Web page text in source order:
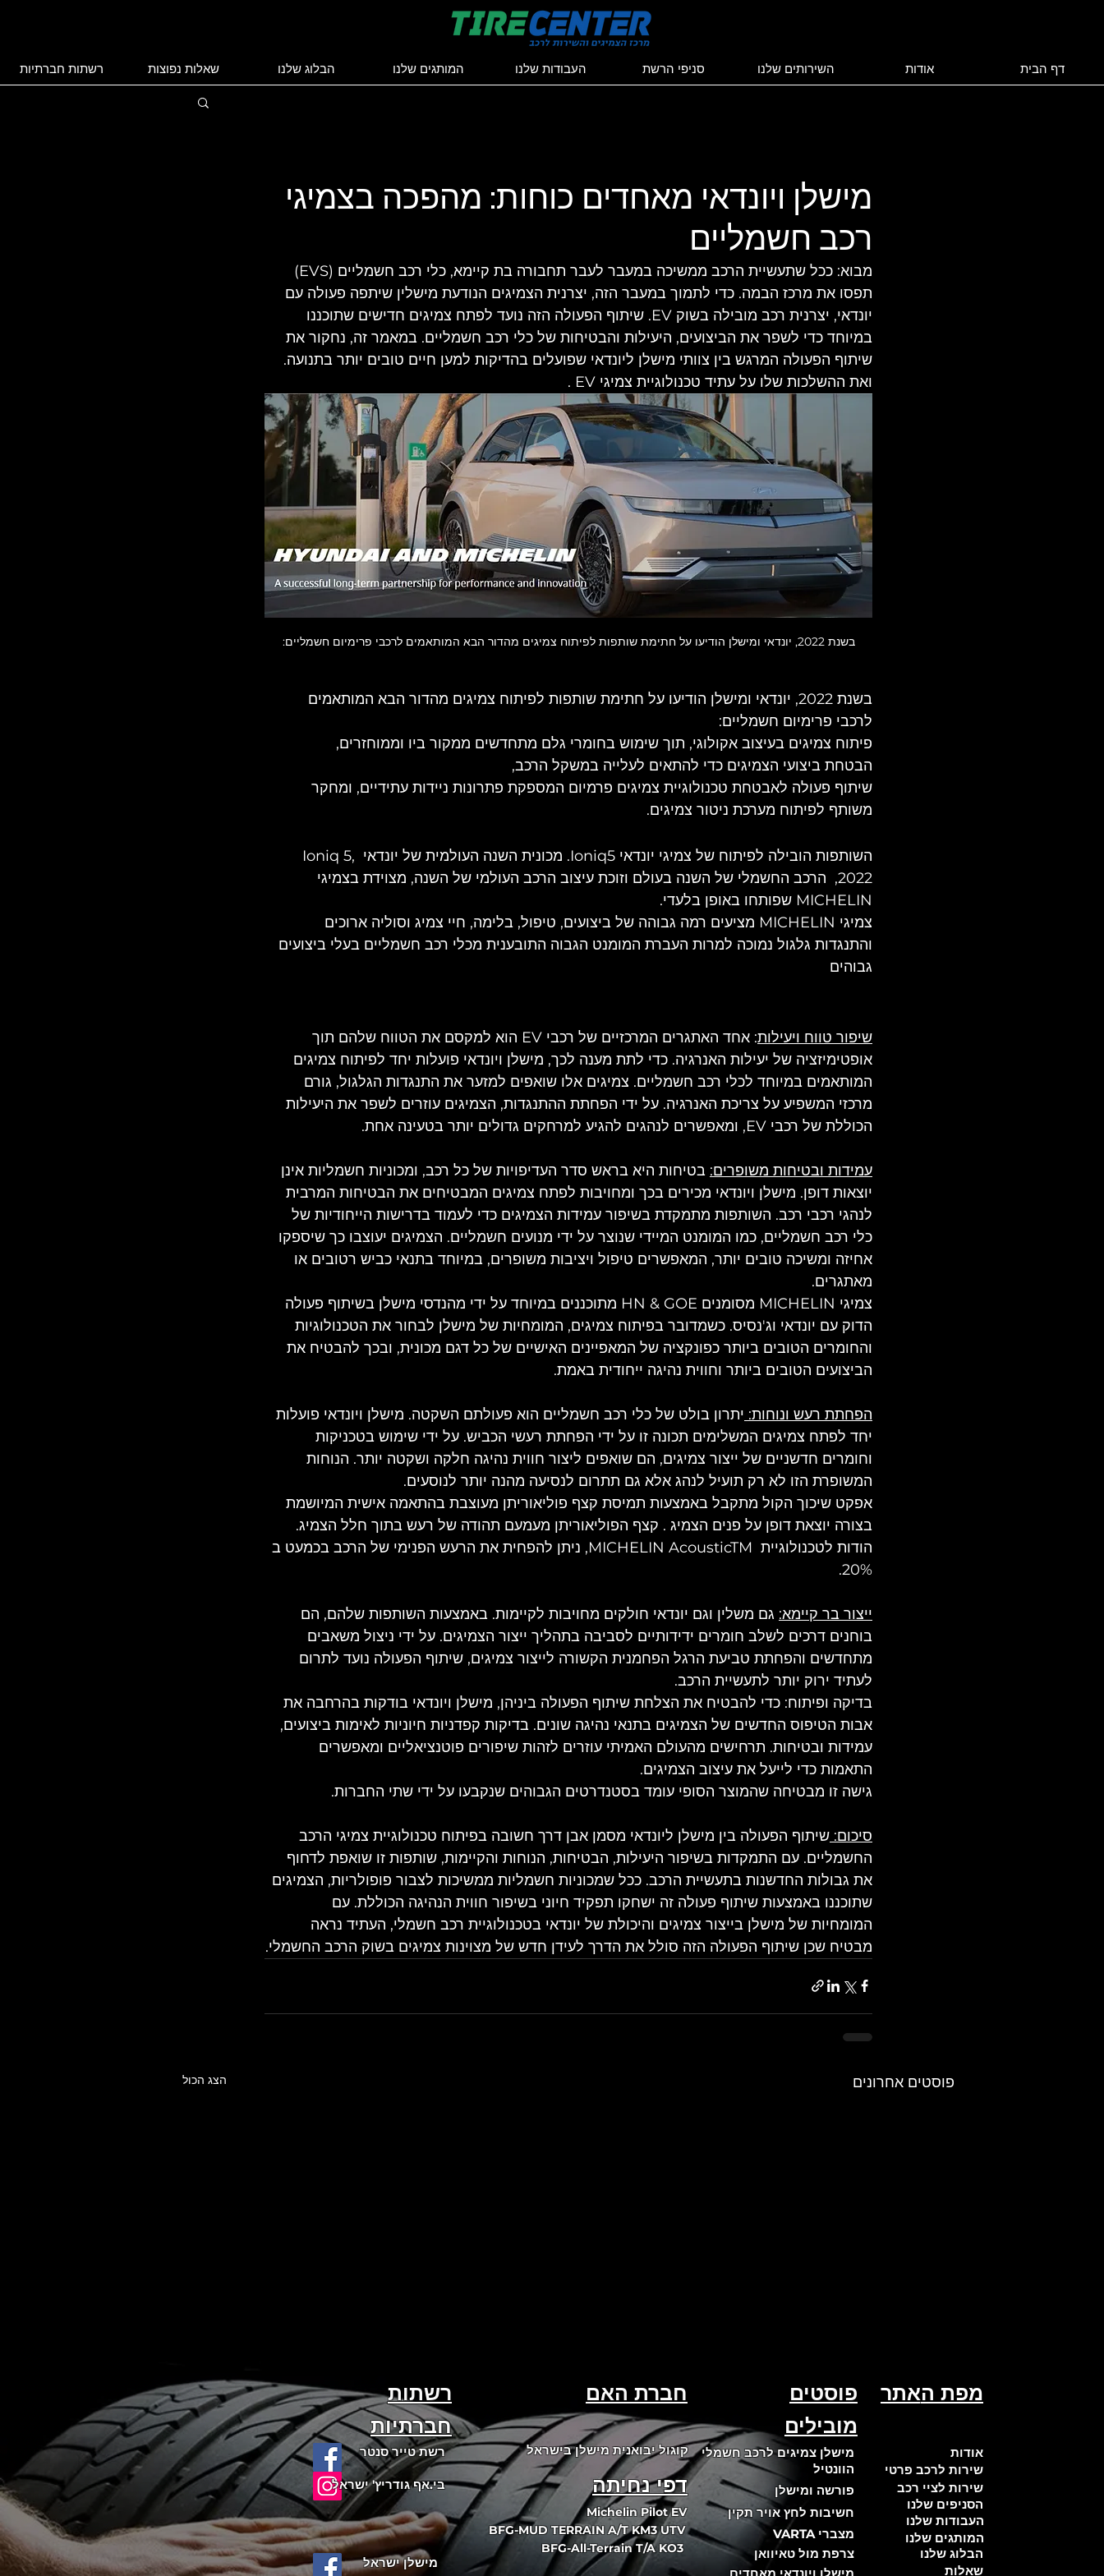
דף הבית אודות השירותים שלנו סניפי הרשת העבודות שלנו המותגים שלנו הבלוג שלנו שאלות נפוצות רשתות חברתיות
מישלן ויונדאי מאחדים כוחות: מהפכה בצמיגי
רכב חשמליים
מבוא: ככל שתעשיית הרכב ממשיכה במעבר לעבר תחבורה בת קיימא, כלי רכב חשמליים (EVS)
תפסו את מרכז הבמה. כדי לתמוך במעבר הזה, יצרנית הצמיגים הנודעת מישלין שיתפה פעולה עם
יונדאי, יצרנית רכב מובילה בשוק EV. שיתוף הפעולה הזה נועד לפתח צמיגים חדישים שתוכננו
במיוחד כדי לשפר את הביצועים, היעילות והבטיחות של כלי רכב חשמליים. במאמר זה, נחקור את
שיתוף הפעולה המרגש בין צוותי מישלן ליונדאי שפועלים בהדיקות למען חיים טובים יותר בתנועה.
ואת ההשלכות שלו על עתיד טכנולוגיית צמיגי EV .
בשנת 2022, יונדאי ומישלן הודיעו על חתימת שותפות לפיתוח צמיגים מהדור הבא המותאמים לרכבי פרימיום חשמליים:
בשנת 2022, יונדאי ומישלן הודיעו על חתימת שותפות לפיתוח צמיגים מהדור הבא המותאמים
לרכבי פרימיום חשמליים:
פיתוח צמיגים בעיצוב אקולוגי, תוך שימוש בחומרי גלם מתחדשים ממקור ביו וממוחזרים,
הבטחת ביצועי הצמיגים כדי להתאים לעלייה במשקל הרכב,
שיתוף פעולה לאבטחת טכנולוגיית צמיגים פרמיום המספקת פתרונות ניידות עתידיים, ומחקר
משותף לפיתוח מערכת ניטור צמיגים.
השותפות הובילה לפיתוח של צמיגי יונדאי Ioniq5. מכונית השנה העולמית של יונדאי Ioniq 5,
2022,  הרכב החשמלי של השנה בעולם וזוכת עיצוב הרכב העולמי של השנה, מצוידת בצמיגי
MICHELIN שפותחו באופן בלעדי.
צמיגי MICHELIN מציעים רמה גבוהה של ביצועים, טיפול, בלימה, חיי צמיג וסוליה ארוכים
והתנגדות גלגול נמוכה למרות העברת המומנט הגבוה התובענית מכלי רכב חשמליים בעלי ביצועים
גבוהים
שיפור טווח ויעילות
: אחד האתגרים המרכזיים של רכבי EV הוא למקסם את הטווח שלהם תוך
אופטימיזציה של יעילות האנרגיה. כדי לתת מענה לכך, מישלן ויונדאי פועלות יחד לפיתוח צמיגים
המותאמים במיוחד לכלי רכב חשמליים. צמיגים אלו שואפים למזער את התנגדות הגלגול, גורם
מרכזי המשפיע על צריכת האנרגיה. על ידי הפחתת ההתנגדות, הצמיגים עוזרים לשפר את היעילות
הכוללת של רכבי EV, ומאפשרים לנהגים להגיע למרחקים גדולים יותר בטעינה אחת.
עמידות ובטיחות משופרים: בטיחות היא בראש סדר העדיפויות של כל רכב, ומכוניות חשמליות אינן
יוצאות דופן. מישלן ויונדאי מכירים בכך ומחויבות לפתח צמיגים המבטיחים את הבטיחות המרבית
לנהגי רכבי רכב. השותפות מתמקדת בשיפור עמידות הצמיגים כדי לעמוד בדרישות הייחודיות של
כלי רכב חשמליים, כמו המומנט המיידי שנוצר על ידי מנועים חשמליים. הצמיגים יעוצבו כך שיספקו
אחיזה ומשיכה טובים יותר, המאפשרים טיפול ויציבות משופרים, במיוחד בתנאי כביש רטובים או
מאתגרים.
צמיגי MICHELIN מסומנים HN & GOE מתוכננים במיוחד על ידי מהנדסי מישלן בשיתוף פעולה
הדוק עם יונדאי וג'נסיס. כשמדובר בפיתוח צמיגים, המומחיות של מישלן לבחור את הטכנולוגיות
והחומרים הטובים ביותר כפונקציה של המאפיינים האישיים של כל דגם מכונית, ובכך להבטיח את
הביצועים הטובים ביותר וחווית נהיגה ייחודית באמת.
הפחתת רעש ונוחות: יתרון בולט של כלי רכב חשמליים הוא פעולתם השקטה. מישלן ויונדאי פועלות
יחד לפתח צמיגים המשלימים תכונה זו על ידי הפחתת רעשי הכביש. על ידי שימוש בטכניקות
וחומרים חדשניים של ייצור צמיגים, הם שואפים ליצור חווית נהיגה חלקה ושקטה יותר. הנוחות
המשופרת הזו לא רק תועיל לנהג אלא גם תתרום לנסיעה מהנה יותר לנוסעים.
אפקט שיכוך הקול מתקבל באמצעות תמיסת קצף פוליאוריתן מעוצבת בהתאמה אישית המיושמת
בצורה יוצאת דופן על פנים הצמיג . קצף הפוליאוריתן מעמעם תהודה של רעש בתוך חלל הצמיג.
הודות לטכנולוגיית  MICHELIN AcousticTM, ניתן להפחית את הרעש הפנימי של הרכב בכמעט ב
20%.
ייצור בר קיימא: גם משלין וגם יונדאי חולקים מחויבות לקיימות. באמצעות השותפות שלהם, הם
בוחנים דרכים לשלב חומרים ידידותיים לסביבה בתהליך ייצור הצמיגים. על ידי ניצול משאבים
מתחדשים והפחתת טביעת הרגל הפחמנית הקשורה לייצור צמיגים, שיתוף הפעולה נועד לתרום
לעתיד ירוק יותר לתעשיית הרכב.
בדיקה ופיתוח: כדי להבטיח את הצלחת שיתוף הפעולה ביניהן, מישלן ויונדאי בודקות בהרחבה את
אבות הטיפוס החדשים של הצמיגים בתנאי נהיגה שונים. בדיקות קפדניות חיוניות לאימות ביצועים,
עמידות ובטיחות. תרחישים מהעולם האמיתי עוזרים לזהות שיפורים פוטנציאליים ומאפשרים
התאמות כדי לייעל את עיצוב הצמיגים.
גישה זו מבטיחה שהמוצר הסופי עומד בסטנדרטים הגבוהים שנקבעו על ידי שתי החברות.
סיכום: שיתוף הפעולה בין מישלן ליונדאי מסמן אבן דרך חשובה בפיתוח טכנולוגיית צמיגי הרכב
החשמליים. עם התמקדות בשיפור היעילות, הבטיחות, הנוחות והקיימות, שותפות זו שואפת לדחוף
את גבולות החדשנות בתעשיית הרכב. ככל שמכוניות חשמליות ממשיכות לצבור פופולריות, הצמיגים
שתוכננו באמצעות שיתוף פעולה זה ישחקו תפקיד חיוני בשיפור חווית הנהיגה הכוללת. עם
המומחיות של מישלן בייצור צמיגים והיכולת של יונדאי בטכנולוגיית רכב חשמלי, העתיד נראה
מבטיח שכן שיתוף הפעולה הזה סולל את הדרך לעידן חדש של מצוינות צמיגים בשוק הרכב החשמלי.
פוסטים אחרונים הצג הכול
יתרונות צמיגי מישלן לרכבים
חשמליים:
רשתות
חברתיות
רשת טייר סנטר
בי.אף גודריץ'ישראל
מישלן ישראל
חברת האם
קוגול יבואנית מישלן בישראל
פוסטים
מובילים
מפת האתר
מישלן צמיגים לרכב חשמלי אודות
דפי נחיתה
Michelin Pilot EV
BFG-MUD TERRAIN A/T KM3 UTV
הוונטיל
פורשה ומישלן
חשיבות לחץ אויר תקין
מצברי VARTA
צרפת מול טאיוואן
שירות לרכב פרטי
שירות לציי רכב
הסניפים שלנו
העבודות שלנו
המותגים שלנו
הבלוג שלנו
שאלות
BFG-All-Terrain T/A KO3